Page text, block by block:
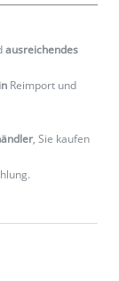
ausreichendes
Reimport und
, Sie kaufen